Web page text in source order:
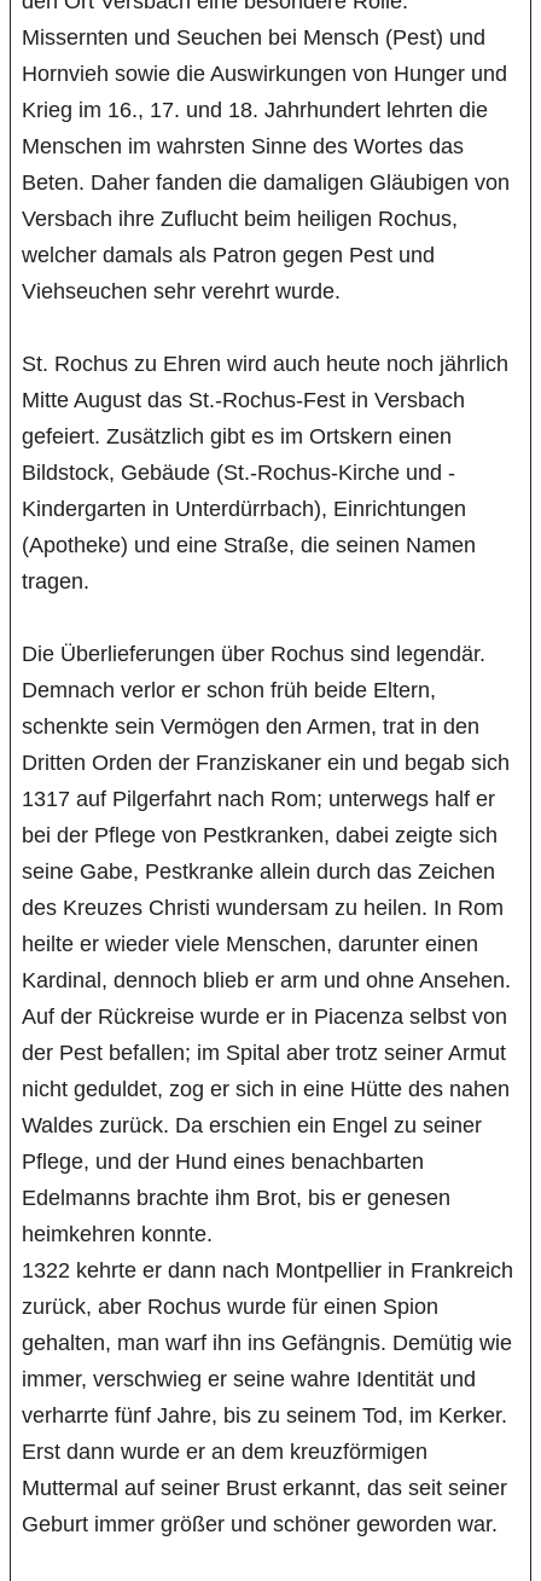
Missernten und Seuchen bei Mensch (Pest) und
Hornvieh sowie die Auswirkungen von Hunger und
Krieg im 16., 17. und 18. Jahrhundert lehrten die
Menschen im wahrsten Sinne des Wortes das
Beten. Daher fanden die damaligen Gläubigen von
Versbach ihre Zuflucht beim heiligen Rochus,
welcher damals als Patron gegen Pest und
Viehseuchen sehr verehrt wurde.
St. Rochus zu Ehren wird auch heute noch jährlich
Mitte August das St.-Rochus-Fest in Versbach
gefeiert. Zusätzlich gibt es im Ortskern einen
Bildstock, Gebäude (St.-Rochus-Kirche und -
Kindergarten in Unterdürrbach), Einrichtungen
(Apotheke) und eine Straße, die seinen Namen
tragen.
Die Überlieferungen über Rochus sind legendär.
Demnach verlor er schon früh beide Eltern,
schenkte sein Vermögen den Armen, trat in den
Dritten Orden der Franziskaner ein und begab sich
1317 auf Pilgerfahrt nach Rom; unterwegs half er
bei der Pflege von Pestkranken, dabei zeigte sich
seine Gabe, Pestkranke allein durch das Zeichen
des Kreuzes Christi wundersam zu heilen. In Rom
heilte er wieder viele Menschen, darunter einen
Kardinal, dennoch blieb er arm und ohne Ansehen.
Auf der Rückreise wurde er in Piacenza selbst von
der Pest befallen; im Spital aber trotz seiner Armut
nicht geduldet, zog er sich in eine Hütte des nahen
Waldes zurück. Da erschien ein Engel zu seiner
Pflege, und der Hund eines benachbarten
Edelmanns brachte ihm Brot, bis er genesen
heimkehren konnte.
1322 kehrte er dann nach Montpellier in Frankreich
zurück, aber Rochus wurde für einen Spion
gehalten, man warf ihn ins Gefängnis. Demütig wie
immer, verschwieg er seine wahre Identität und
verharrte fünf Jahre, bis zu seinem Tod, im Kerker.
Erst dann wurde er an dem kreuzförmigen
Muttermal auf seiner Brust erkannt, das seit seiner
Geburt immer größer und schöner geworden war.